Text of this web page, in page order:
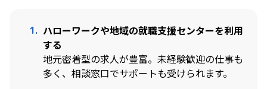
ハローワークや地域の就職支援センターを利用
する
地元密着型の求人が豊富。未経験歓迎の仕事も
多く、相談窓口でサポートも受けられます。